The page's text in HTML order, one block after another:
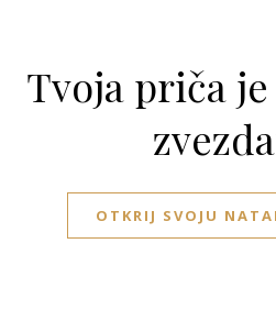
Tvoja priča
OTKRIJ SVOJU